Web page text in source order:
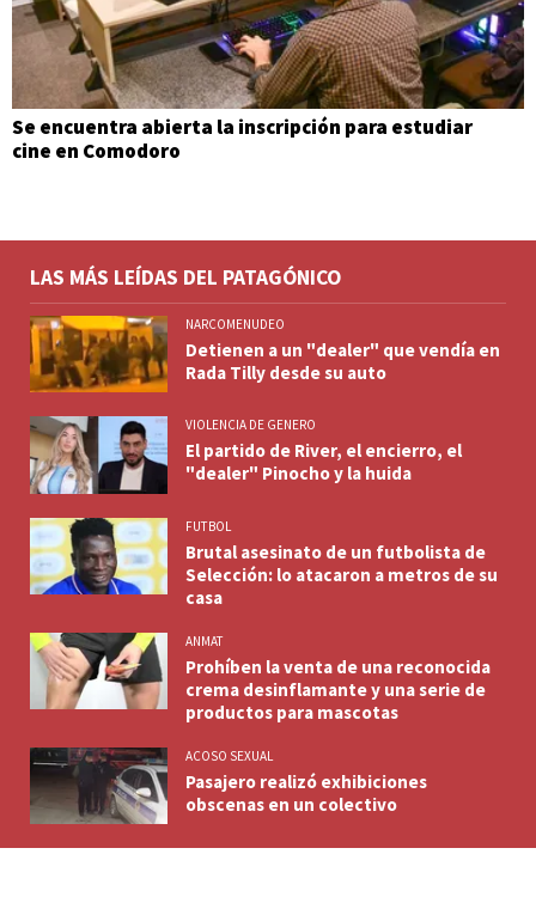
Se encuentra abierta la inscripción para estudiar
cine en Comodoro
LAS MÁS LEÍDAS DEL PATAGÓNICO
NARCOMENUDEO
Detienen a un "dealer" que vendía en
Rada Tilly desde su auto
VIOLENCIA DE GENERO
El partido de River, el encierro, el
"dealer" Pinocho y la huida
FUTBOL
Brutal asesinato de un futbolista de
Selección: lo atacaron a metros de su
casa
ANMAT
Prohíben la venta de una reconocida
crema desinflamante y una serie de
productos para mascotas
ACOSO SEXUAL
Pasajero realizó exhibiciones
obscenas en un colectivo